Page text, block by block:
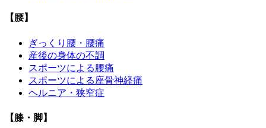
【腰】
ぎっくり腰・腰痛
産後の身体の不調
スポーツによる腰痛
スポーツによる座骨神経痛
ヘルニア・狭窄症
【膝・脚】